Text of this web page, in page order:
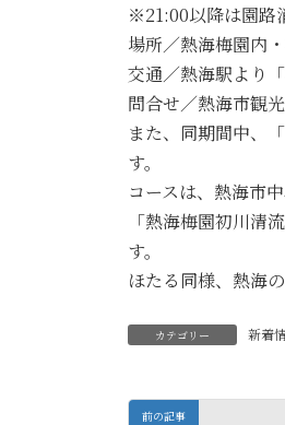
※21:00以降は園路
場所／熱海梅園内
交通／熱海駅より
問合せ／熱海市観
また、同期間中、
す。
コースは、熱海市
「熱海梅園初川清
す。
ほたる同様、熱海
カテゴリー 新着
前の記事